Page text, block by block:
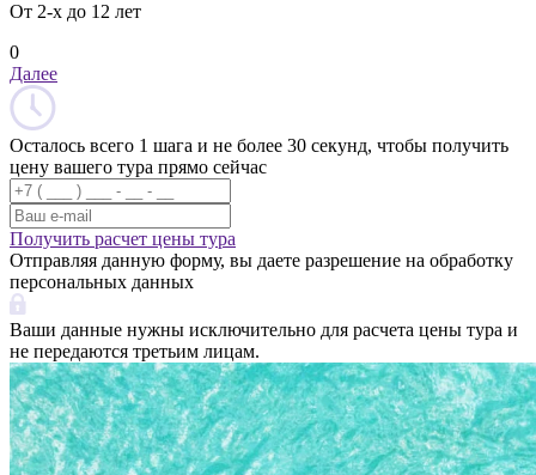
От 2-х до 12 лет
0
Далее
Осталось всего 1 шага и не более 30 секунд, чтобы получить
цену вашего тура прямо сейчас
Получить расчет цены тура
Отправляя данную форму, вы даете разрешение на обработку
персональных данных
Ваши данные нужны исключительно для расчета цены тура и
не передаются третьим лицам.